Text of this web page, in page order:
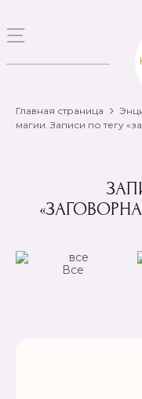
Главная страница
магии. Записи по тегу
Все